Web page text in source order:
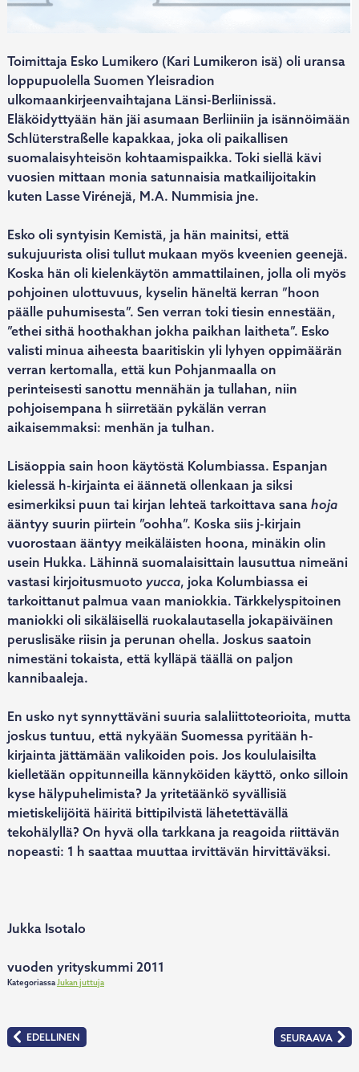
Toimittaja Esko Lumikero (Kari Lumikeron isä) oli uransa
loppupuolella Suomen Yleisradion
ulkomaankirjeenvaihtajana Länsi-Berliinissä.
Eläköidyttyään hän jäi asumaan Berliiniin ja isännöimään
Schlüterstraßelle kapakkaa, joka oli paikallisen
suomalaisyhteisön kohtaamispaikka. Toki siellä kävi
vuosien mittaan monia satunnaisia matkailijoitakin
kuten Lasse Virénejä, M.A. Nummisia jne.
Esko oli syntyisin Kemistä, ja hän mainitsi, että
sukujuurista olisi tullut mukaan myös kveenien geenejä.
Koska hän oli kielenkäytön ammattilainen, jolla oli myös
pohjoinen ulottuvuus, kyselin häneltä kerran ”hoon
päälle puhumisesta”. Sen verran toki tiesin ennestään,
”ethei sithä hoothakhan jokha paikhan laitheta”. Esko
valisti minua aiheesta baaritiskin yli lyhyen oppimäärän
verran kertomalla, että kun Pohjanmaalla on
perinteisesti sanottu mennähän ja tullahan, niin
pohjoisempana h siirretään pykälän verran
aikaisemmaksi: menhän ja tulhan.
Lisäoppia sain hoon käytöstä Kolumbiassa. Espanjan
kielessä h-kirjainta ei äännetä ollenkaan ja siksi
esimerkiksi puun tai kirjan lehteä tarkoittava sanahoja
ääntyy suurin piirtein ”oohha”. Koska siis j-kirjain
vuorostaan ääntyy meikäläisten hoona, minäkin olin
usein Hukka. Lähinnä suomalaisittain lausuttua nimeäni
vastasi kirjoitusmuoto yucca, joka Kolumbiassa ei
tarkoittanut palmua vaan maniokkia. Tärkkelyspitoinen
maniokki oli sikäläisellä ruokalautasella jokapäiväinen
peruslisäke riisin ja perunan ohella. Joskus saatoin
nimestäni tokaista, että kylläpä täällä on paljon
kannibaaleja.
En usko nyt synnyttäväni suuria salaliittoteorioita, mutta
joskus tuntuu, että nykyään Suomessa pyritään h-
kirjainta jättämään valikoiden pois. Jos koululaisilta
kielletään oppitunneilla kännyköiden käyttö, onko silloin
kyse hälypuhelimista? Ja yritetäänkö syvällisiä
mietiskelijöitä häiritä bittipilvistä lähetettävällä
tekohälyllä? On hyvä olla tarkkana ja reagoida riittävän
nopeasti: 1 h saattaa muuttaa irvittävän hirvittäväksi.
Jukka Isotalo
vuoden yrityskummi 2011
KategoriassaJukan juttuja
Artikkelien
selaus
EDELLINEN
:
TABUTTELUA
SEURAAVA
:
TUHTI